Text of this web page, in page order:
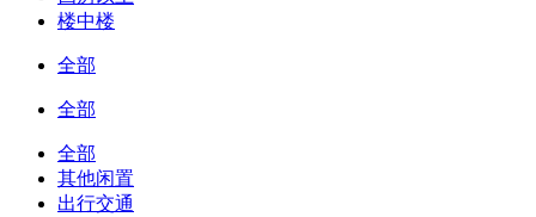
楼中楼
全部
全部
全部
其他闲置
出行交通